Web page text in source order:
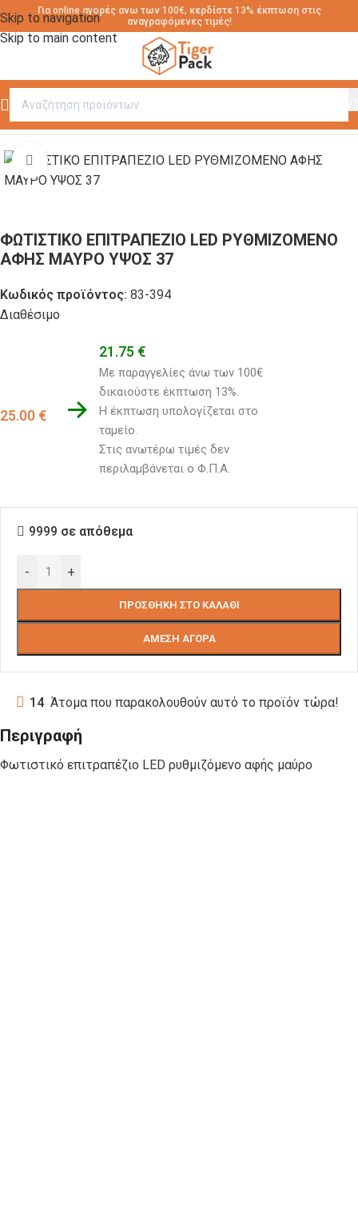
Skip to navigation
Skip to main content
Για online αγορές ανω των 100€, κερδίστε 13% έκπτωση στις
αναγραφόμενες τιμές!
Αρχική σελίδα ΕΠΙΤΡΑΠΕΖΙΟΣ ΕΞΟΠΛΙΣΜΟΣ
Click to enlarge
ΦΩΤΙΣΤΙΚΟ ΕΠΙΤΡΑΠΕΖΙΟ LED ΡΥΘΜΙΖΟΜΕΝΟ
ΑΦΗΣ ΜΑΥΡΟ ΥΨΟΣ 37
Κωδικός προϊόντος: 83-394
Διαθέσιμο
25.00 €
21.75 €
Με παραγγελίες άνω των 100€
δικαιούστε έκπτωση 13%.
Η έκπτωση υπολογίζεται στο
ταμείο.
Στις ανωτέρω τιμές δεν
περιλαμβάνεται ο Φ.Π.Α.
9999 σε απόθεμα
- +
ΠΡΟΣΘΉΚΗ ΣΤΟ ΚΑΛΆΘΙ
ΆΜΕΣΗ ΑΓΟΡΆ
14 Άτομα που παρακολουθούν αυτό το προϊόν τώρα!
Περιγραφή
Φωτιστικό επιτραπέζιο LED ρυθμιζόμενο αφής μαύρο